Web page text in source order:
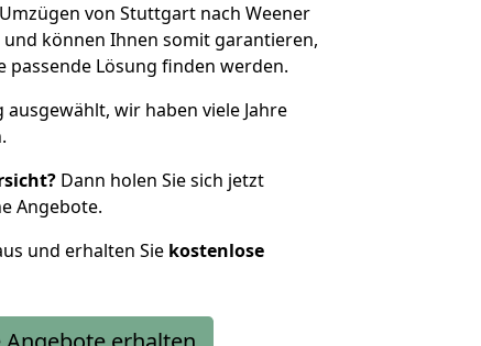
von Stuttgart nach Weener
können Ihnen somit garantieren,
passende Lösung finden werden.
wir haben viele Jahre
Dann holen Sie sich jetzt
Angebote.
und erhalten Sie kostenlose